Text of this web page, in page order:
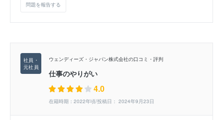
問題を報告する
ウェンディーズ・ジャパン株式会社の口コミ・評判
仕事のやりがい
4.0
在籍時期：2022年頃/投稿日： 2024年9月23日